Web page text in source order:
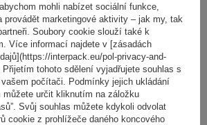
2
kola:
22,5 kg
kol:
45 kg
hliníková konstrukce
mohli nabízet sociální funkce,
provádět marketingové aktivity – jak my, tak
Soubory cookie slouží také k
Více informací najdete v [zásadách
interpack.eu/pol-privacy-and-
tohoto sdělení vyjadřujete souhlas s
počítači. Podmínky jejich ukládání
můžete určit kliknutím na záložku
Svůj souhlas můžete kdykoli odvolat
cookie z prohlížeče daného koncového